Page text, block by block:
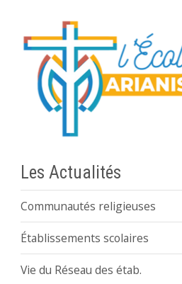
Les Actualités
Communautés religieuses
Établissements scolaires
Vie du Réseau des étab.